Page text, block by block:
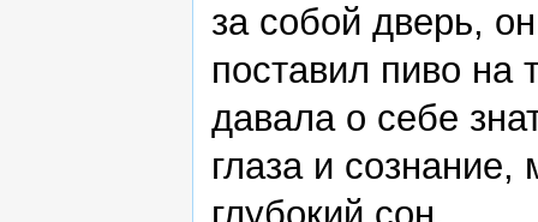
за собой дверь,
поставил пиво на
давала о себе
глаза и